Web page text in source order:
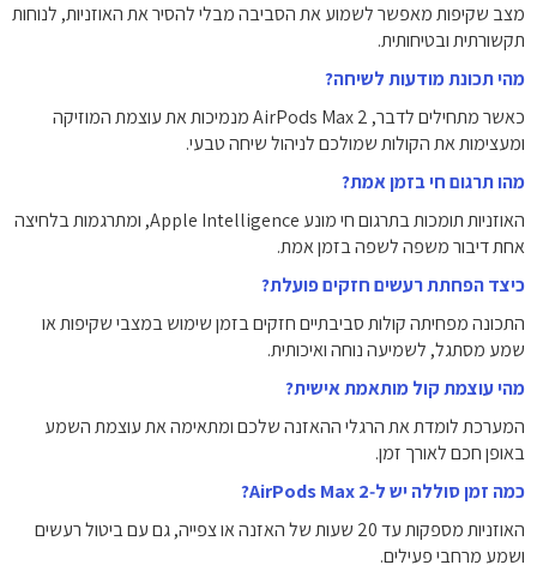
מצב שקיפות מאפשר לשמוע את הסביבה מבלי להסיר את האוזניות, לנוחות
תקשורתית ובטיחותית.
מהי תכונת מודעות לשיחה?
כאשר מתחילים לדבר, AirPods Max 2 מנמיכות את עוצמת המוזיקה
ומעצימות את הקולות שמולכם לניהול שיחה טבעי.
מהו תרגום חי בזמן אמת?
האוזניות תומכות בתרגום חי מונע Apple Intelligence, ומתרגמות בלחיצה
אחת דיבור משפה לשפה בזמן אמת.
כיצד הפחתת רעשים חזקים פועלת?
התכונה מפחיתה קולות סביבתיים חזקים בזמן שימוש במצבי שקיפות או
שמע מסתגל, לשמיעה נוחה ואיכותית.
מהי עוצמת קול מותאמת אישית?
המערכת לומדת את הרגלי ההאזנה שלכם ומתאימה את עוצמת השמע
באופן חכם לאורך זמן.
כמה זמן סוללה יש ל‑AirPods Max 2?
האוזניות מספקות עד 20 שעות של האזנה או צפייה, גם עם ביטול רעשים
ושמע מרחבי פעילים.